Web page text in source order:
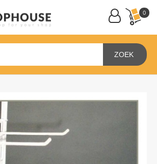
0
ZOEK